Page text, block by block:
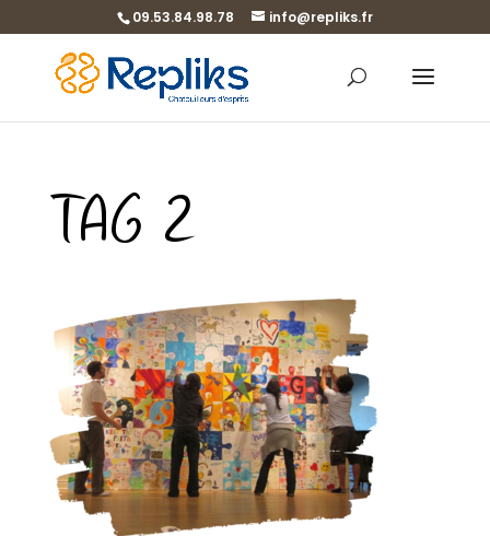
09.53.84.98.78 info@repliks.fr
TAG 2